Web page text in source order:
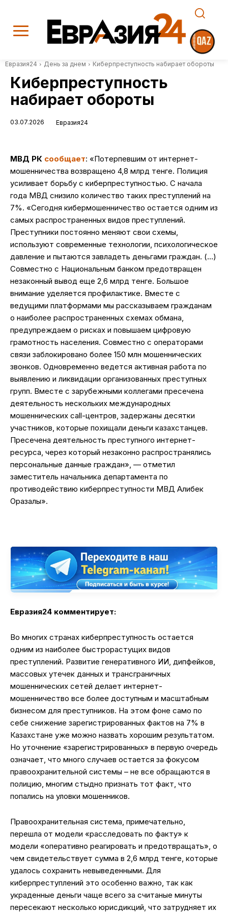
Евразия24 День за днем Киберпреступность набирает обороты
Киберпреступность
набирает обороты
03.07.2026 Евразия24
МВД РК сообщает: «Потерпевшим от интернет-
мошенничества возвращено 4,8 млрд тенге. Полиция
усиливает борьбу с киберпреступностью. С начала
года МВД снизило количество таких преступлений на
7%. «Сегодня кибермошенничество остается одним из
самых распространенных видов преступлений.
Преступники постоянно меняют свои схемы,
используют современные технологии, психологическое
давление и пытаются завладеть деньгами граждан. (…)
Совместно с Национальным банком предотвращен
незаконный вывод еще 2,6 млрд тенге. Большое
внимание уделяется профилактике. Вместе с
ведущими платформами мы рассказываем гражданам
о наиболее распространенных схемах обмана,
предупреждаем о рисках и повышаем цифровую
грамотность населения. Совместно с операторами
связи заблокировано более 150 млн мошеннических
звонков. Одновременно ведется активная работа по
выявлению и ликвидации организованных преступных
групп. Вместе с зарубежными коллегами пресечена
деятельность нескольких международных
мошеннических call-центров, задержаны десятки
участников, которые похищали деньги казахстанцев.
Пресечена деятельность преступного интернет-
ресурса, через который незаконно распространялись
персональные данные граждан», — отметил
заместитель начальника департамента по
противодействию киберпреступности МВД Алибек
Оразалы».
Евразия24 комментирует:
Во многих странах киберпреступность остается
одним из наиболее быстрорастущих видов
преступлений. Развитие генеративного ИИ, дипфейков,
массовых утечек данных и трансграничных
мошеннических сетей делает интернет-
мошенничество все более доступным и масштабным
бизнесом для преступников. На этом фоне само по
себе снижение зарегистрированных фактов на 7% в
Казахстане уже можно назвать хорошим результатом.
Но уточнение «зарегистрированных» в первую очередь
означает, что много случаев остается за фокусом
правоохранительной системы – не все обращаются в
полицию, многим стыдно признать тот факт, что
попались на уловки мошенников.
Правоохранительная система, примечательно,
перешла от модели «расследовать по факту» к
модели «оперативно реагировать и предотвращать», о
чем свидетельствует сумма в 2,6 млрд тенге, которые
удалось сохранить невыведенными. Для
киберпреступлений это особенно важно, так как
украденные деньги чаще всего за считаные минуты
пересекают несколько юрисдикций, что затрудняет их